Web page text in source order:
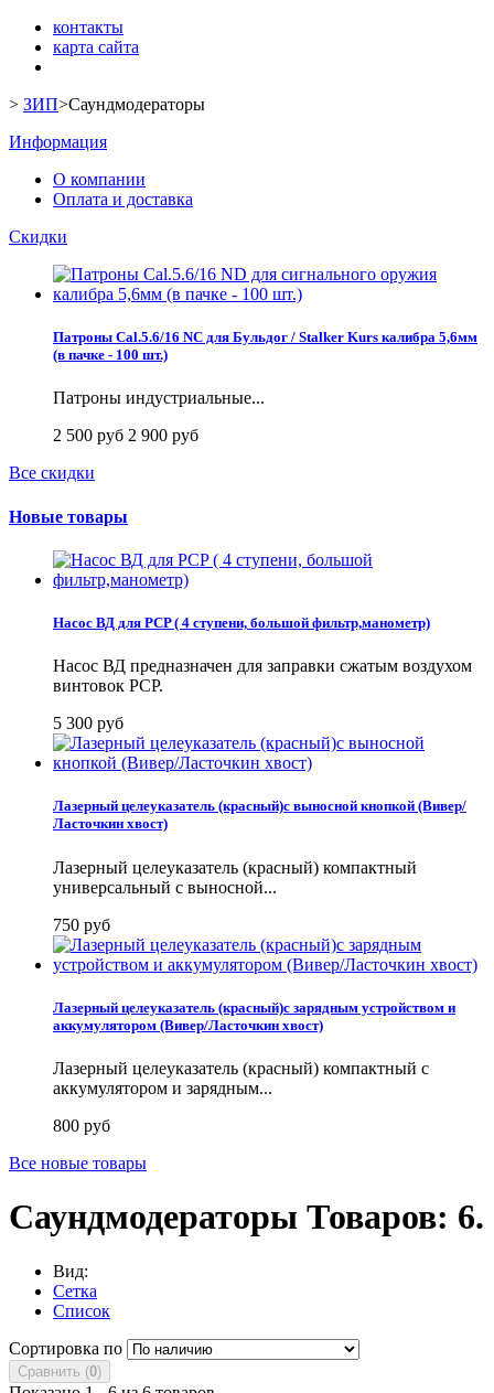
контакты
карта сайта
> ЗИП>Саундмодераторы
Информация
О компании
Оплата и доставка
Скидки
Патроны Cal.5.6/16 NC для Бульдог / Stalker Kurs калибра 5,6мм
(в пачке - 100 шт.)
Патроны индустриальные...
2 500 руб 2 900 руб
Все скидки
Новые товары
Насос ВД для PCP ( 4 ступени, большой фильтр,манометр)
Насос ВД предназначен для заправки сжатым воздухом
винтовок PCP.
5 300 руб
Лазерный целеуказатель (красный)с выносной кнопкой (Вивер/
Ласточкин хвост)
Лазерный целеуказатель (красный) компактный
универсальный с выносной...
750 руб
Лазерный целеуказатель (красный)с зарядным устройством и
аккумулятором (Вивер/Ласточкин хвост)
Лазерный целеуказатель (красный) компактный с
аккумулятором и зарядным...
800 руб
Все новые товары
Саундмодераторы Товаров: 6.
Вид:
Сетка
Список
Сортировка по
Сравнить (0)